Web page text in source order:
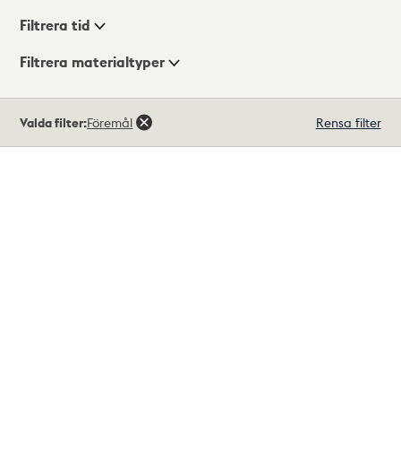
Visningsläge
Filtrera tid
Filtrera materialtyper
träffar
Valda filter:Föremål Rensa filter